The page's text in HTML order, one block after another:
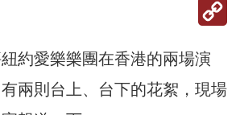
約愛樂樂團在香港的兩場演
兩則台上、台下的花絮，現場